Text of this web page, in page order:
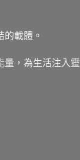
載體。
量，為生活注入靈